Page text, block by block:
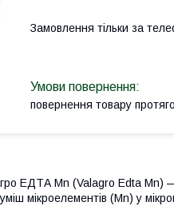
Замовлення тільки за
повернення товару
ЕДТА Mn (Valagro Edta Mn)
мікроелементів (Mn) у